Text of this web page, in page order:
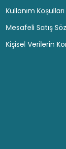
Kullanım Koşulları
Mesafeli Satış
Kişisel Verilerin